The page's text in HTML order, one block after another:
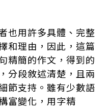
也用許多具體、完整
和理由，因此，這篇
精簡的作文，得到的
分段敘述清楚，且兩
節支持。雖有少數語
富變化，用字精